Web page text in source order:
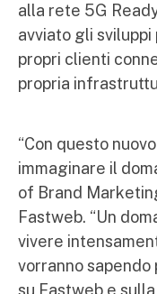
alla rete 5G
avviato gli
propri clienti
propria
“Con questo
immaginare il
of Brand
Fastweb. “Un
vivere
vorranno
su Fastweb e sulla